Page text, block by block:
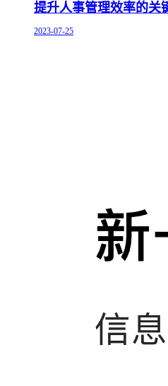
提升人事管理效率的关
2023-07-25